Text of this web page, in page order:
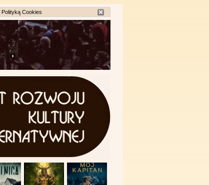
Polityką Cookies